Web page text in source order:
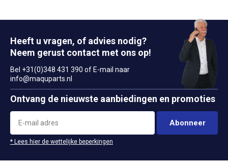
Heeft u vragen, of advies nodig?
Neem gerust contact met ons op!
Bel +31(0)348 431 390 of E-mail naar
info@maquparts.nl
Ontvang de nieuwste aanbiedingen en promoties
Abonneer
* Lees hier de wettelijke beperkingen